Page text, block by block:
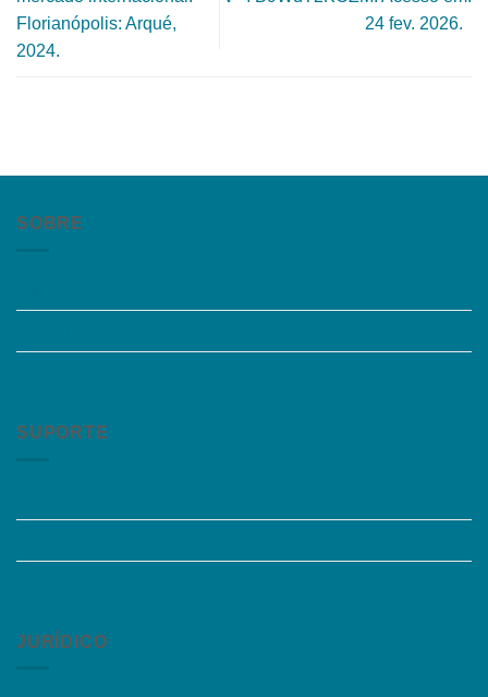
Florianópolis: Arqué,
2024.
24 fev. 2026.
SOBRE
SUPORTE
JURÍDICO